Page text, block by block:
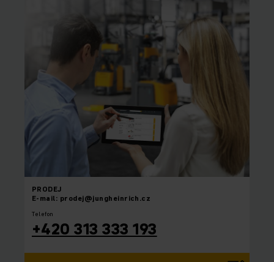
PRODEJ
E-mail: prodej@jungheinrich.cz
Telefon
+420 313 333 193